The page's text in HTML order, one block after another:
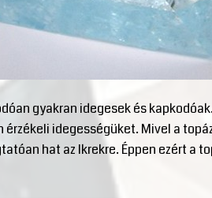
gyakran idegesek és
érzékeli idegességüket. Mivel a
hat az Ikrekre. Éppen ezért a